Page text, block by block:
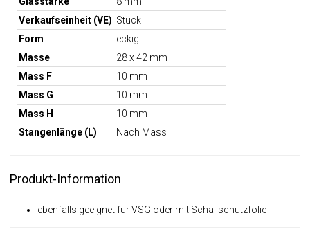
Verkaufseinheit (VE) Stück
Form
eckig
Masse
28 x 42 mm
Mass F
10 mm
Mass G
10 mm
Mass H
10 mm
Stangenlänge (L)
Nach Mass
Produkt-Information
ebenfalls geeignet für VSG oder mit Schallschutzfolie